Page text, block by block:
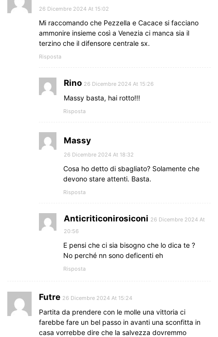
26 Dicembre 2024 At 15:02
Mi raccomando che Pezzella e Cacace si facciano
ammonire insieme così a Venezia ci manca sia il
terzino che il difensore centrale sx.
Risposta
Rino 26 Dicembre 2024 At 15:26
Massy basta, hai rotto!!!
Risposta
Massy
26 Dicembre 2024 At 18:32
Cosa ho detto di sbagliato? Solamente che
devono stare attenti. Basta.
Risposta
Anticriticonirosiconi 26 Dicembre 2024 At
20:56
E pensi che ci sia bisogno che lo dica te ?
No perché nn sono deficenti eh
Risposta
Futre 26 Dicembre 2024 At 15:24
Partita da prendere con le molle una vittoria ci
farebbe fare un bel passo in avanti una sconfitta in
casa vorrebbe dire che la salvezza dovremmo